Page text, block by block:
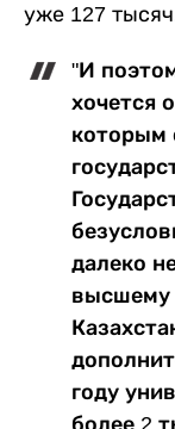
уже 127
"И
хочется
которым
далеко
высшему
году
более 2